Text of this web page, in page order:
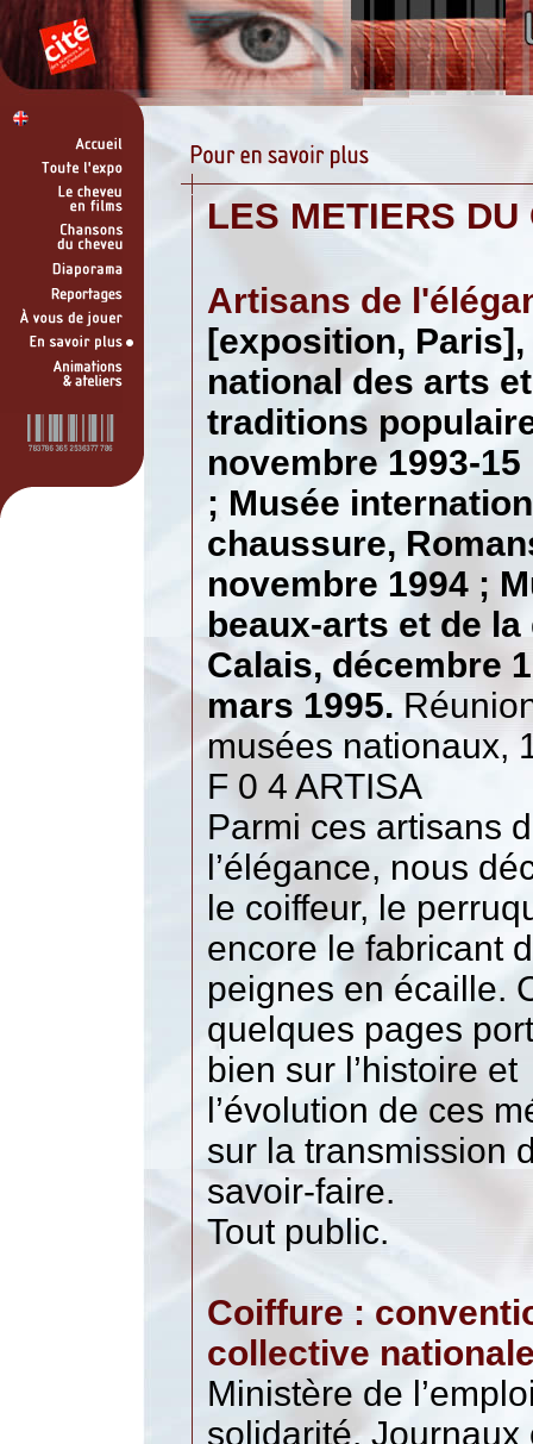
LES METIERS DU
Artisans de
[exposition, Paris],
national des arts et
traditions
novembre 1993-15
; Musée
chaussure,
novembre 1994 ;
beaux-arts et de la
Calais, décembre
mars 1995.
musées nationaux,
F 0 4 ARTISA
Parmi ces artisans
l’élégance, nous
le coiffeur, le
encore le fabricant
peignes en écaille.
quelques pages
bien sur l’histoire et
l’évolution de ces
sur la transmission
savoir-faire.
Tout public.
Coiffure :
collective
Ministère de
solidarité. Journaux